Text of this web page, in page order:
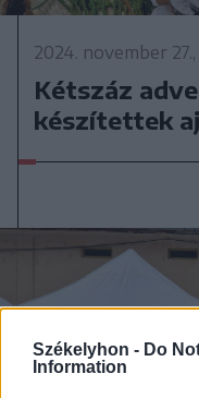
Székelyhon - Do
Information
2024. november
Kétszáz
készítettek